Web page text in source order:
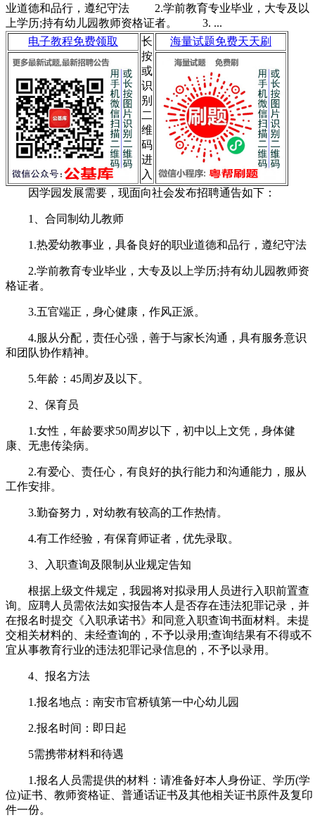
业道德和品行，遵纪守法 2.学前教育专业毕业，大专及以
上学历;持有幼儿园教师资格证者。 3. ...
电子教程免费领取
长
按
或
识
别
二
维
码
进
入
海量试题免费天天刷
因学园发展需要，现面向社会发布招聘通告如下：
1、合同制幼儿教师
1.热爱幼教事业，具备良好的职业道德和品行，遵纪守法
2.学前教育专业毕业，大专及以上学历;持有幼儿园教师资
格证者。
3.五官端正，身心健康，作风正派。
4.服从分配，责任心强，善于与家长沟通，具有服务意识
和团队协作精神。
5.年龄：45周岁及以下。
2、保育员
1.女性，年龄要求50周岁以下，初中以上文凭，身体健
康、无患传染病。
2.有爱心、责任心，有良好的执行能力和沟通能力，服从
工作安排。
3.勤奋努力，对幼教有较高的工作热情。
4.有工作经验，有保育师证者，优先录取。
3、入职查询及限制从业规定告知
根据上级文件规定，我园将对拟录用人员进行入职前置查
询。应聘人员需依法如实报告本人是否存在违法犯罪记录，并
在报名时提交《入职承诺书》和同意入职查询书面材料。未提
交相关材料的、未经查询的，不予以录用;查询结果有不得或不
宜从事教育行业的违法犯罪记录信息的，不予以录用。
4、报名方法
1.报名地点：南安市官桥镇第一中心幼儿园
2.报名时间：即日起
5需携带材料和待遇
1.报名人员需提供的材料：请准备好本人身份证、学历(学
位)证书、教师资格证、普通话证书及其他相关证书原件及复印
件一份。